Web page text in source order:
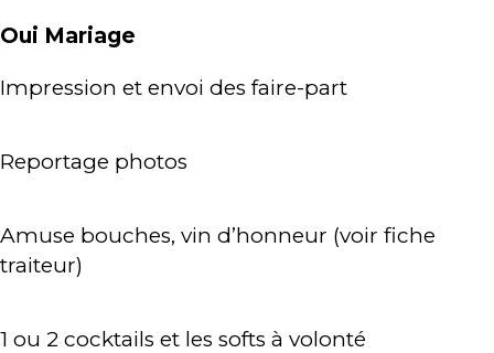
Oui Mariage
Impression et envoi des faire-part
Reportage photos
Amuse bouches, vin d’honneur (voir fiche
traiteur)
1 ou 2 cocktails et les softs à volonté